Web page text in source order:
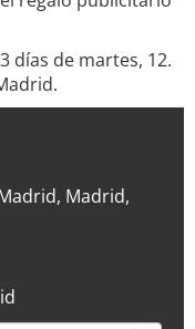
días de martes, 12.
Madrid,